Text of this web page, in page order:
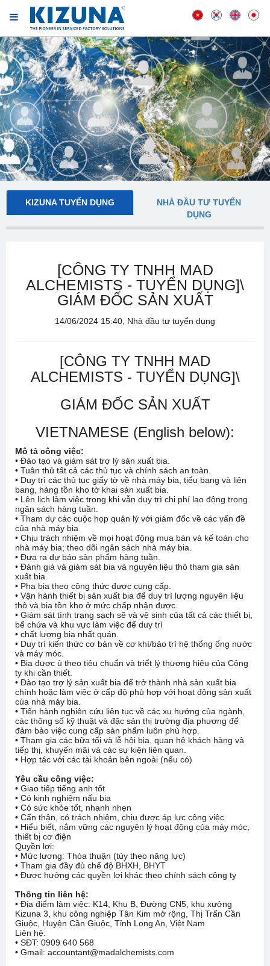
KIZUNA TUYỂN DỤNG
NHÀ ĐẦU TƯ TUYỂN
DỤNG
[CÔNG TY TNHH MAD
ALCHEMISTS - TUYỂN DỤNG]\
GIÁM ĐỐC SẢN XUẤT
14/06/2024 15:40, Nhà đầu tư tuyển dụng
[CÔNG TY TNHH MAD
ALCHEMISTS - TUYỂN DỤNG]\
GIÁM ĐỐC SẢN XUẤT
VIETNAMESE (English below):
Mô tả công việc:
• Đào tạo và giám sát trợ lý sản xuất bia.
• Tuân thủ tất cả các thủ tục và chính sách an toàn.
• Duy trì các thủ tục giấy tờ về nhà máy bia, tiểu bang và liên
bang, hàng tồn kho tờ khai sản xuất bia.
• Lên lịch làm việc trong khi vẫn duy trì chi phí lao động trong
ngân sách hàng tuần.
• Tham dự các cuộc họp quản lý với giám đốc về các vấn đề
của nhà máy bia
• Chịu trách nhiệm về mọi hoạt động mua bán và kế toán cho
nhà máy bia; theo dõi ngân sách nhà máy bia.
• Đưa ra dự báo sản phẩm hàng tuần.
• Đánh giá và giám sát bia và nguyên liệu thô tham gia sản
xuất bia.
• Pha bia theo công thức được cung cấp.
• Vận hành thiết bị sản xuất bia để duy trì lượng nguyên liệu
thô và bia tồn kho ở mức chấp nhận được.
• Giám sát tình trạng sạch sẽ và vệ sinh của tất cả các thiết bị,
bể chứa và khu vực làm việc để duy trì
• chất lượng bia nhất quán.
• Duy trì kiến thức cơ bản về cơ khí/bảo trì hệ thống ống nước
và máy móc.
• Bia được ủ theo tiêu chuẩn và triết lý thương hiệu của Công
ty khi cần thiết.
• Đào tạo trợ lý sản xuất bia để trở thành nhà sản xuất bia
chính hoặc làm việc ở cấp độ phù hợp với hoạt động sản xuất
của nhà máy bia.
• Tiến hành nghiên cứu liên tục về các xu hướng của ngành,
các thông số kỹ thuật và đặc sản thị trường địa phương để
đảm bảo việc cung cấp sản phẩm luôn phù hợp.
• Tham gia các bữa tối và lễ hội bia, quan hệ khách hàng và
tiếp thị, khuyến mãi và các sự kiện liên quan.
• Hợp tác với các tài khoản bên ngoài (nếu có)
Yêu cầu công việc:
• Giao tiếp tiếng anh tốt
• Có kinh nghiệm nấu bia
• Có sức khỏe tốt, nhanh nhẹn
• Cẩn thận, có trách nhiệm, chịu được áp lực công việc
• Hiểu biết, nắm vững các nguyên lý hoạt động của máy móc,
thiết bị cơ điện
Quyền lợi:
• Mức lương: Thỏa thuận (tùy theo năng lực)
• Tham gia đầy đủ chế độ BHXH, BHYT
• Được hưởng các quyền lợi khác theo chính sách công ty
Thông tin liên hệ:
• Địa điểm làm việc: K14, Khu B, Đường CN5, khu xưởng
Kizuna 3, khu công nghiệp Tân Kim mở rộng, Thị Trấn Cần
Giuộc, Huyện Cần Giuộc, Tỉnh Long An, Việt Nam
Liên hệ:
• SĐT: 0909 640 568
• Gmail: accountant@madalchemists.com